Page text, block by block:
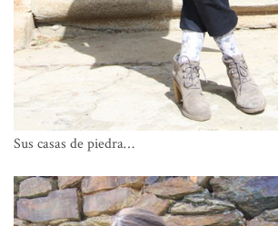
Sus casas de piedra…